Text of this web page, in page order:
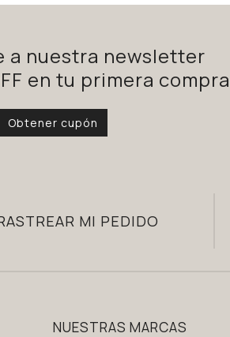
a nuestra newsletter
en tu primera
Obtener cupón
MI PEDIDO
NUESTRAS MARCAS